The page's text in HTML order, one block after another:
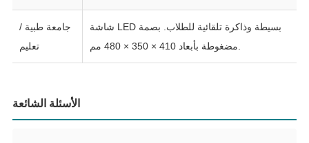
جامعة طبية /
تعليم
شاشة LED بسيطة وذاكرة تلقائية للطلاب. بصمة
الأسئلة الشائعة